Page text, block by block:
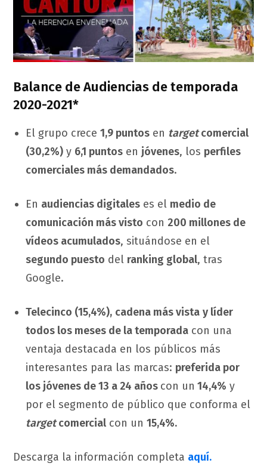
Balance de Audiencias de temporada
2020-2021*
El grupo crece 1,9 puntos en targetcomercial
(30,2%) y 6,1 puntos en jóvenes, los perfiles
comerciales más demandados.
En audiencias digitales es el medio de
comunicación más visto con 200 millones de
vídeos acumulados, situándose en el
segundo puesto del ranking global, tras
Google.
Telecinco (15,4%), cadena más vista y líder
todos los meses de la temporada con una
ventaja destacada en los públicos más
interesantes para las marcas: preferida por
los jóvenes de 13 a 24 años con un 14,4% y
por el segmento de público que conforma el
targetcomercial con un 15,4%.
Descarga la información completa aquí.